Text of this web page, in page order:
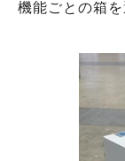
機能ごとの箱